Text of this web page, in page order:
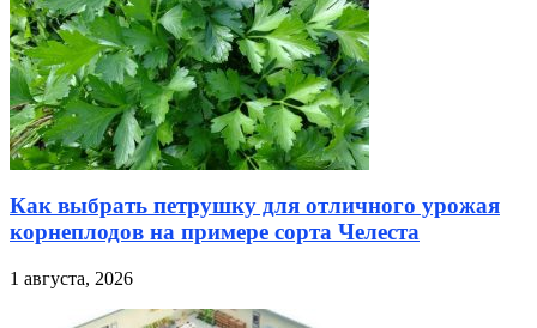
Как выбрать петрушку для отличного урожая
корнеплодов на примере сорта Челеста
1 августа, 2026